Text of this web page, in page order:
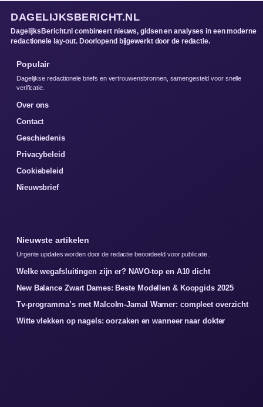
DAGELIJKSBERICHT.NL
DagelijksBericht.nl combineert nieuws, gidsen en analyses in een moderne
redactionele lay-out. Doorlopend bijgewerkt door de redactie.
Populair
Dagelijkse redactionele briefs en vertrouwensbronnen, samengesteld voor snelle
verificatie.
Over ons
Contact
Geschiedenis
Privacybeleid
Cookiebeleid
Nieuwsbrief
Nieuwste artikelen
Urgente updates worden door de redactie beoordeeld voor publicatie.
Welke wegafsluitingen zijn er? NAVO-top en A10 dicht
New Balance Zwart Dames: Beste Modellen & Koopgids 2025
Tv-programma’s met Malcolm-Jamal Warner: compleet overzicht
Witte vlekken op nagels: oorzaken en wanneer naar dokter